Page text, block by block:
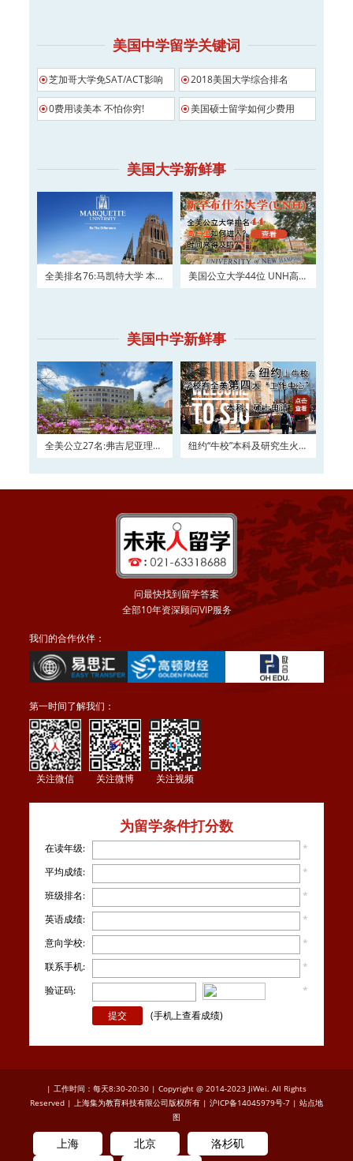
美国中学留学关键词
芝加哥大学免SAT/ACT影响 2018美国大学综合排名
0费用读美本 不怕你穷! 美国硕士留学如何少费用
美国大学新鲜事
全美排名76:马凯特大学 本科
美国公立大学44位 UNH高三
美国中学新鲜事
全美公立27名:弗吉尼亚理工
纽约“牛校”本科及研究生火热
问最快找到留学答案
全部10年资深顾问VIP服务
我们的合作伙伴：
第一时间了解我们：
关注微信 关注微博 关注视频
为留学条件打分数
在读年级:
*
平均成绩:
*
班级排名:
*
英语成绩:
*
意向学校:
*
联系手机:
*
验证码:
*
(手机上查看成绩)
| 工作时间：每天8:30-20:30 | Copyright @ 2014-2023 JiWei. All Rights
Reserved | 上海集为教育科技有限公司版权所有 | 沪ICP备14045979号-7 | 站点地
图
上海 北京
洛杉矶